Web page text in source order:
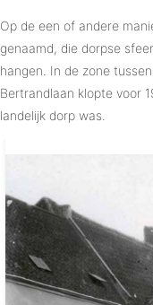
Op de een of andere
genaamd, die dorpse
hangen. In de zone
Bertrandlaan klopte voor
landelijk dorp was.